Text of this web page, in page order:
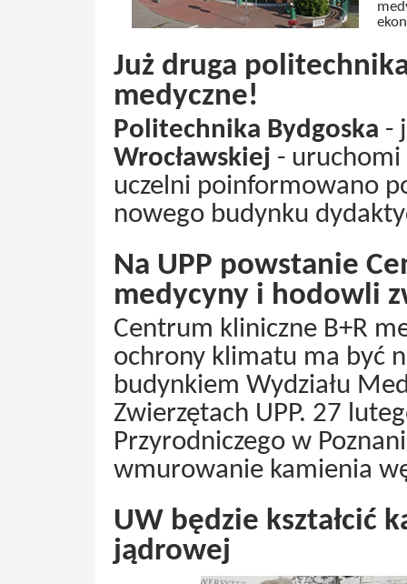
Już druga
medyczne!
Politechnika Bydgoska -
Wrocławskiej - uruchomi
uczelni poinformowano
nowego budynku
Na UPP powstanie
medycyny i hodowli
Centrum kliniczne B+R
ochrony klimatu ma być
budynkiem Wydziału
Zwierzętach UPP. 27
Przyrodniczego w
wmurowanie kamienia
UW będzie kształcić
jądrowej